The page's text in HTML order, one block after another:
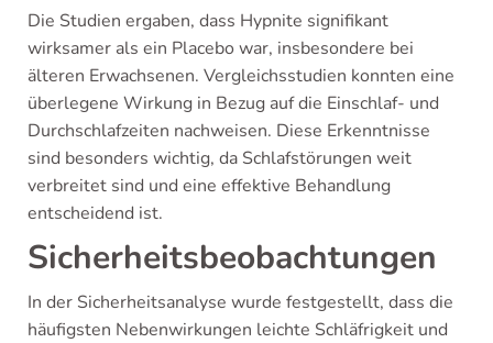
Die Studien ergaben, dass Hypnite signifikant
wirksamer als ein Placebo war, insbesondere bei
älteren Erwachsenen. Vergleichsstudien konnten eine
überlegene Wirkung in Bezug auf die Einschlaf- und
Durchschlafzeiten nachweisen. Diese Erkenntnisse
sind besonders wichtig, da Schlafstörungen weit
verbreitet sind und eine effektive Behandlung
entscheidend ist.
Sicherheitsbeobachtungen
In der Sicherheitsanalyse wurde festgestellt, dass die
häufigsten Nebenwirkungen leichte Schläfrigkeit und